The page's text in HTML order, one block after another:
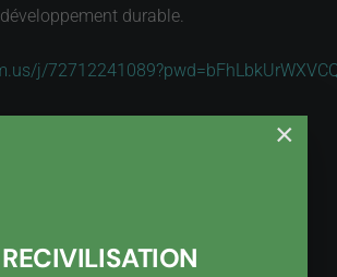
durable.
j/
×
RECIVILISATION